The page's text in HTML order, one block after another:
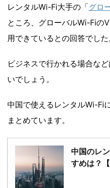
レンタルWi-Fi大手の「グロ
ところ、グローバルWi-Fiの
用できているとの回答でした
ビジネスで行かれる場合な
いでしょう。
中国で使えるレンタルWi-Fi
まとめています。
中国のレ
すめは？